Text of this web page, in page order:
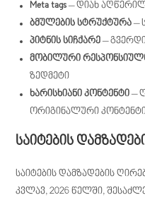
Meta tags – დიახ
ბმულების სტრუქტურა –
პიტნის სიჩქარე –
მობილური
ზედმეტი
ხარისხიანი კონტენტი –
ორიგინალური
საიტების
საიტების დამზადების
კვლავ, 2026 წელში,